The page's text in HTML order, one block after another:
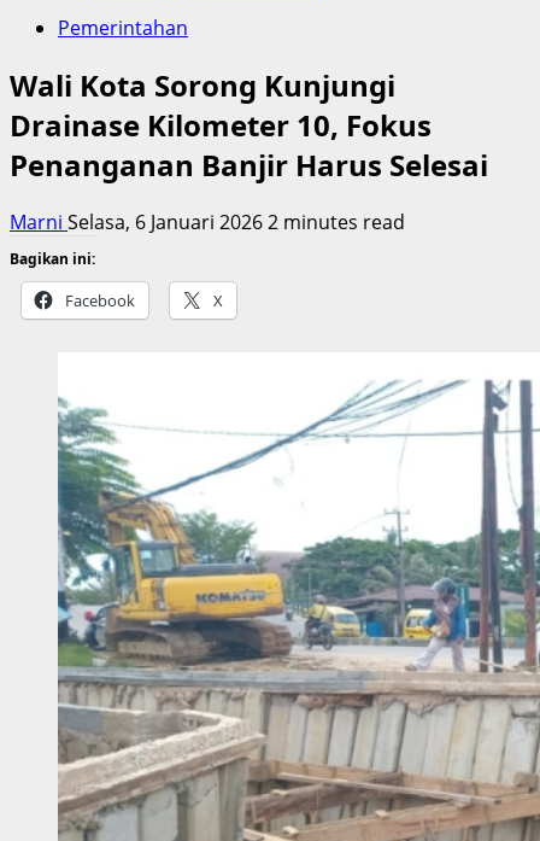
Pemerintahan
Wali Kota Sorong Kunjungi
Drainase Kilometer 10, Fokus
Penanganan Banjir Harus Selesai
Marni Selasa, 6 Januari 20262 minutes read
Bagikan ini:
Facebook X